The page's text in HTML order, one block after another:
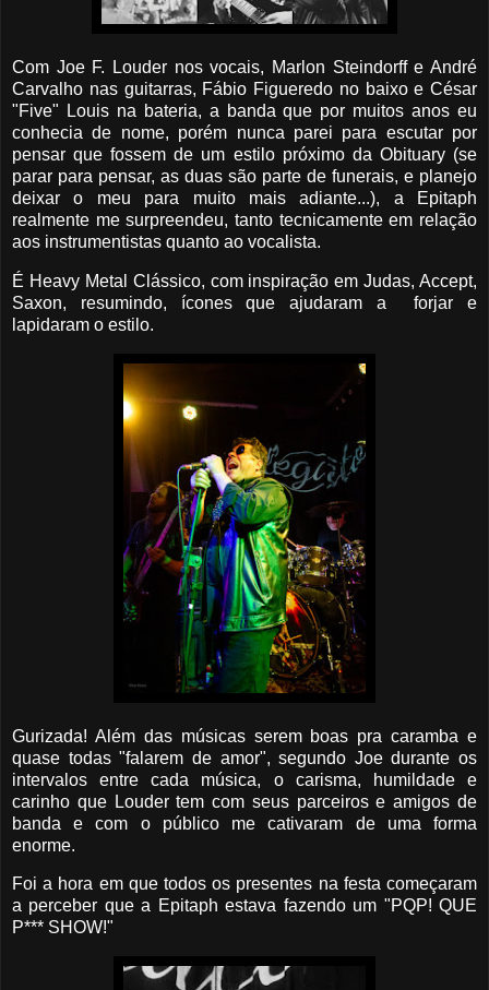
Com Joe F. Louder nos vocais, Marlon Steindorff e André
Carvalho nas guitarras, Fábio Figueredo no baixo e César
"Five" Louis na bateria, a banda que por muitos anos eu
conhecia de nome, porém nunca parei para escutar por
pensar que fossem de um estilo próximo da Obituary (se
parar para pensar, as duas são parte de funerais, e planejo
deixar o meu para muito mais adiante...), a Epitaph
realmente me surpreendeu, tanto tecnicamente em relação
aos instrumentistas quanto ao vocalista.
É Heavy Metal Clássico, com inspiração em Judas, Accept,
Saxon, resumindo, ícones que ajudaram a forjar e
lapidaram o estilo.
Gurizada! Além das músicas serem boas pra caramba e
quase todas "falarem de amor", segundo Joe durante os
intervalos entre cada música, o carisma, humildade e
carinho que Louder tem com seus parceiros e amigos de
banda e com o público me cativaram de uma forma
enorme.
Foi a hora em que todos os presentes na festa começaram
a perceber que a Epitaph estava fazendo um "PQP! QUE
P*** SHOW!"